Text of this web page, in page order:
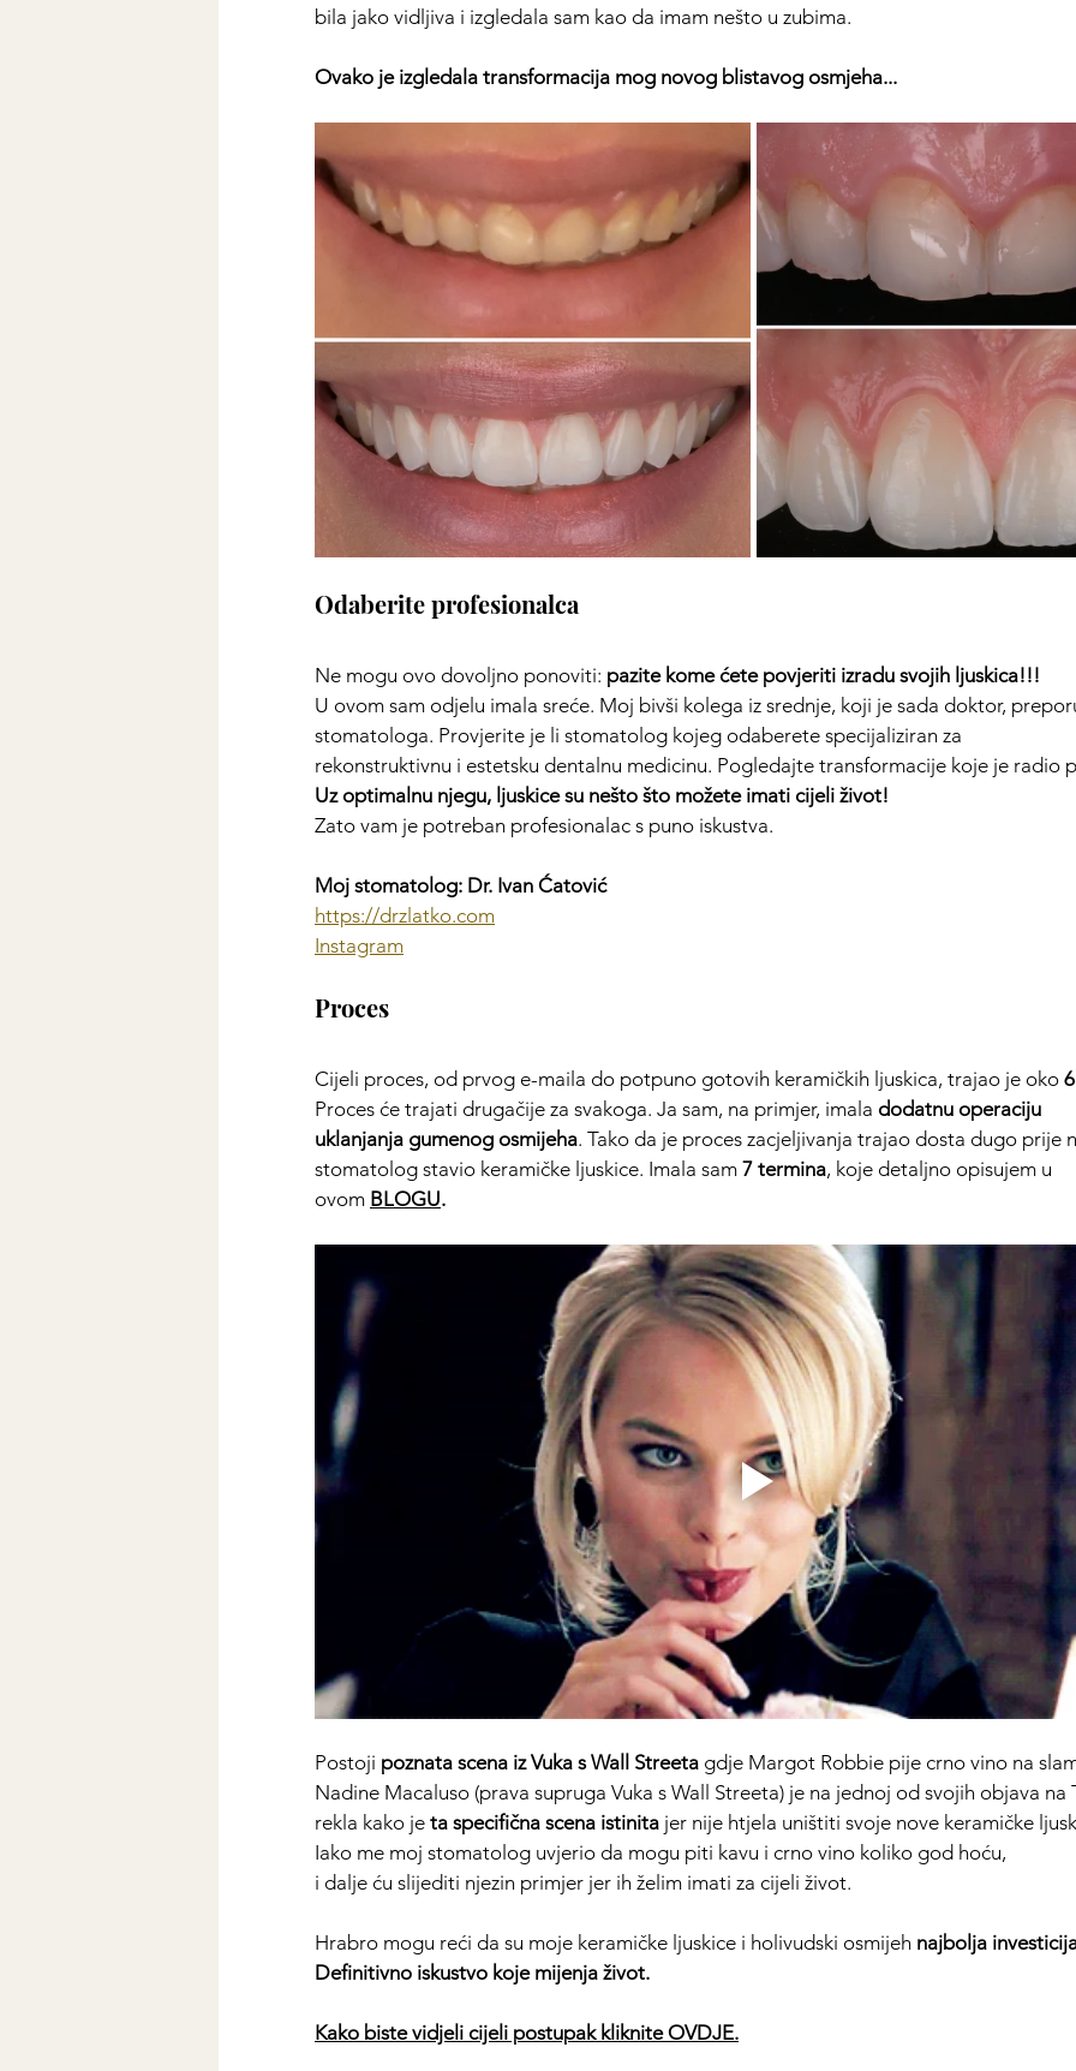
bila jako vidljiva i izgledala sam kao da imam nešto u zubima.
Ovako je izgledala transformacija mog novog blistavog osmjeha...
Odaberite profesionalca
Ne mogu ovo dovoljno ponoviti: pazite kome ćete povjeriti izradu svojih ljuskica!!!
U ovom sam odjelu imala sreće. Moj bivši kolega iz srednje, koji je sada doktor,
stomatologa. Provjerite je li stomatolog kojeg odaberete specijaliziran za
rekonstruktivnu i estetsku dentalnu medicinu. Pogledajte transformacije koje je radio
Uz optimalnu njegu, ljuskice su nešto što možete imati cijeli život!
Zato vam je potreban profesionalac s puno iskustva.
Moj stomatolog: Dr. Ivan Ćatović
https://drzlatko.com
Instagram
Proces
Cijeli proces, od prvog e-maila do potpuno gotovih keramičkih ljuskica, trajao je oko
Proces će trajati drugačije za svakoga. Ja sam, na primjer, imala dodatnu operaciju
uklanjanja gumenog osmijeha. Tako da je proces zacjeljivanja trajao dosta dugo prije
stomatolog stavio keramičke ljuskice. Imala sam 7 termina, koje detaljno opisujem u
ovom BLOGU.
Postoji poznata scena iz Vuka s Wall Streeta gdje Margot Robbie pije crno vino na
Nadine Macaluso (prava supruga Vuka s Wall Streeta) je na jednoj od svojih objava na
rekla kako je ta specifična scena istinita jer nije htjela uništiti svoje nove keramičke
Iako me moj stomatolog uvjerio da mogu piti kavu i crno vino koliko god hoću,
i dalje ću slijediti njezin primjer jer ih želim imati za cijeli život.
Hrabro mogu reći da su moje keramičke ljuskice i holivudski osmijeh najbolja
Definitivno iskustvo koje mijenja život.
Kako biste vidjeli cijeli postupak kliknite OVDJE.